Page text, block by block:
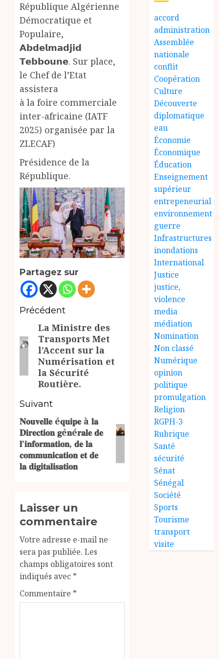
République Algérienne
Démocratique et
Populaire,
𝗔𝗯𝗱𝗲𝗹𝗺𝗮𝗱𝗷𝗶𝗱
𝗧𝗲𝗯𝗯𝗼𝘂𝗻𝗲. Sur place,
le Chef de l’Etat
assistera
à la foire commerciale
inter-africaine (IATF
2025) organisée par la
ZLECAF)
Présidence de la
République.
Partagez sur
Navigation
d’article
Précédent
Article
précédent:
La Ministre des
Transports Met
l’Accent sur la
Numérisation et
la Sécurité
Routière.
Suivant
Article
suivant:
𝐍𝐨𝐮𝐯𝐞𝐥𝐥𝐞 é𝐪𝐮𝐢𝐩𝐞 à 𝐥𝐚
𝐃𝐢𝐫𝐞𝐜𝐭𝐢𝐨𝐧 𝐠é𝐧é𝐫𝐚𝐥𝐞 𝐝𝐞
𝐥’𝐢𝐧𝐟𝐨𝐫𝐦𝐚𝐭𝐢𝐨𝐧, 𝐝𝐞 𝐥𝐚
𝐜𝐨𝐦𝐦𝐮𝐧𝐢𝐜𝐚𝐭𝐢𝐨𝐧 𝐞𝐭 𝐝𝐞
𝐥𝐚 𝐝𝐢𝐠𝐢𝐭𝐚𝐥𝐢𝐬𝐚𝐭𝐢𝐨𝐧
Laisser un
commentaire
Votre adresse e-mail ne
sera pas publiée. Les
champs obligatoires sont
indiqués avec *
Commentaire *
accord
administration
Assemblée
nationale
conflit
Coopération
Culture
Découverte
diplomatique
eau
Économie
Économique
Éducation
Enseignement
supérieur
entrepeneurial
environnement
guerre
Infrastructures
inondations
International
Justice
justice,
violence
media
médiation
Nomination
Non classé
Numérique
opinion
politique
promulgation
Religion
RGPH-3
Rubrique
Santé
sécurité
Sénat
Sénégal
Société
Sports
Tourisme
transport
visite